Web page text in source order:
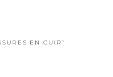
EN CUIR”